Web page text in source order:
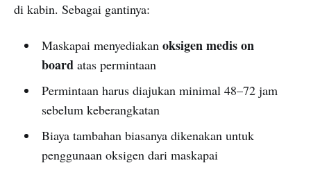
di kabin. Sebagai gantinya:
Maskapai menyediakan oksigen medis on
boardatas permintaan
Permintaan harus diajukan minimal 48–72 jam
sebelum keberangkatan
Biaya tambahan biasanya dikenakan untuk
penggunaan oksigen dari maskapai